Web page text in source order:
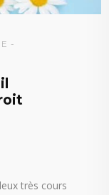
très cours